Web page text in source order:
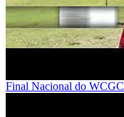
Final Nacional do WCGC